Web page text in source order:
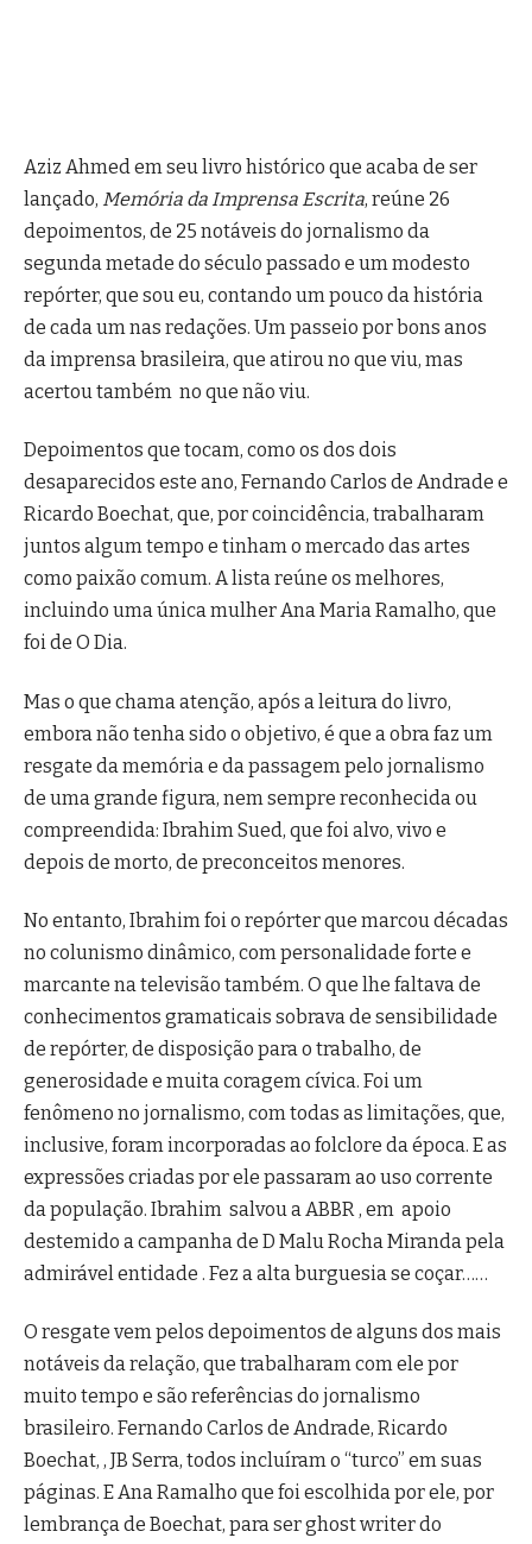
Aziz Ahmed em seu livro histórico que acaba de ser
lançado, Memória da Imprensa Escrita, reúne 26
depoimentos, de 25 notáveis do jornalismo da
segunda metade do século passado e um modesto
repórter, que sou eu, contando um pouco da história
de cada um nas redações. Um passeio por bons anos
da imprensa brasileira, que atirou no que viu, mas
acertou também no que não viu.
Depoimentos que tocam, como os dos dois
desaparecidos este ano, Fernando Carlos de Andrade e
Ricardo Boechat, que, por coincidência, trabalharam
juntos algum tempo e tinham o mercado das artes
como paixão comum. A lista reúne os melhores,
incluindo uma única mulher Ana Maria Ramalho, que
foi de O Dia.
Mas o que chama atenção, após a leitura do livro,
embora não tenha sido o objetivo, é que a obra faz um
resgate da memória e da passagem pelo jornalismo
de uma grande figura, nem sempre reconhecida ou
compreendida: Ibrahim Sued, que foi alvo, vivo e
depois de morto, de preconceitos menores.
No entanto, Ibrahim foi o repórter que marcou décadas
no colunismo dinâmico, com personalidade forte e
marcante na televisão também. O que lhe faltava de
conhecimentos gramaticais sobrava de sensibilidade
de repórter, de disposição para o trabalho, de
generosidade e muita coragem cívica. Foi um
fenômeno no jornalismo, com todas as limitações, que,
inclusive, foram incorporadas ao folclore da época. E as
expressões criadas por ele passaram ao uso corrente
da população. Ibrahim salvou a ABBR , em apoio
destemido a campanha de D Malu Rocha Miranda pela
admirável entidade . Fez a alta burguesia se coçar……
O resgate vem pelos depoimentos de alguns dos mais
notáveis da relação, que trabalharam com ele por
muito tempo e são referências do jornalismo
brasileiro. Fernando Carlos de Andrade, Ricardo
Boechat, , JB Serra, todos incluíram o “turco” em suas
páginas. E Ana Ramalho que foi escolhida por ele, por
lembrança de Boechat, para ser ghost writer do